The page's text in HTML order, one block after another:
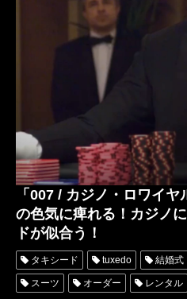
COLUMN
「007 / カジノ・ロワイ
の色気に痺れる！カジノ
ドが似合う！
タキシード tuxedo 結婚式
スーツ オーダー レンタル